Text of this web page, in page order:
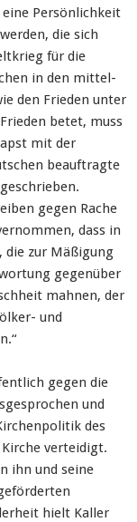
Persönlichkeit
die sich
für die
in den mittel-
den Frieden unter
betet, muss
mit der
beauftragte
gegen Rache
dass in
die zur Mäßigung
gegenüber
mahnen, der
und
gegen die
und
des
verteidigt.
ihn und seine
hielt Kaller